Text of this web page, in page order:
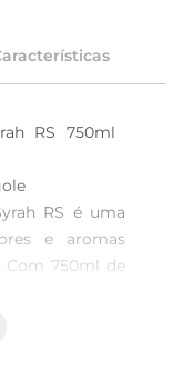
RS 750ml
RS é uma
e aromas
Com 750ml de